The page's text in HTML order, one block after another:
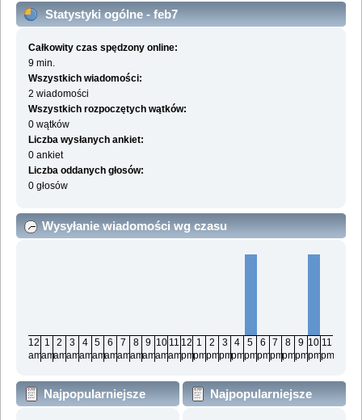
Statystyki ogólne - feb7
Całkowity czas spędzony online:
9 min.
Wszystkich wiadomości:
2 wiadomości
Wszystkich rozpoczętych wątków:
0 wątków
Liczba wysłanych ankiet:
0 ankiet
Liczba oddanych głosów:
0 głosów
Wysyłanie wiadomości wg czasu
12
am
1
am
2
am
3
am
4
am
5
am
6
am
7
am
8
am
9
am
10
am
11
am
12
pm
1
pm
2
pm
3
pm
4
pm
5
pm
6
pm
7
pm
8
pm
9
pm
10
pm
11
pm
Najpopularniejsze
Najpopularniejsze